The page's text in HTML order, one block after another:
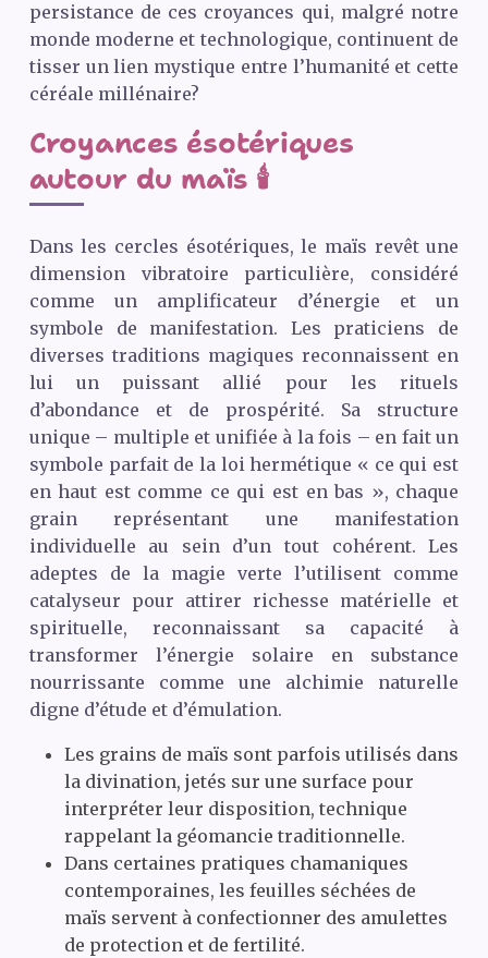
persistance de ces croyances qui, malgré notre
monde moderne et technologique, continuent de
tisser un lien mystique entre l’humanité et cette
céréale millénaire?
Croyances ésotériques
autour du maïs 🕯️
Dans les cercles ésotériques, le maïs revêt une
dimension vibratoire particulière, considéré
comme un amplificateur d’énergie et un
symbole de manifestation. Les praticiens de
diverses traditions magiques reconnaissent en
lui un puissant allié pour les rituels
d’abondance et de prospérité. Sa structure
unique – multiple et unifiée à la fois – en fait un
symbole parfait de la loi hermétique « ce qui est
en haut est comme ce qui est en bas », chaque
grain représentant une manifestation
individuelle au sein d’un tout cohérent. Les
adeptes de la magie verte l’utilisent comme
catalyseur pour attirer richesse matérielle et
spirituelle, reconnaissant sa capacité à
transformer l’énergie solaire en substance
nourrissante comme une alchimie naturelle
digne d’étude et d’émulation.
Les grains de maïs sont parfois utilisés dans
la divination, jetés sur une surface pour
interpréter leur disposition, technique
rappelant la géomancie traditionnelle.
Dans certaines pratiques chamaniques
contemporaines, les feuilles séchées de
maïs servent à confectionner des amulettes
de protection et de fertilité.